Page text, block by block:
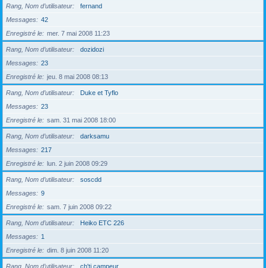
Rang, Nom d’utilisateur
fernand
Messages
42
Enregistré le
mer. 7 mai 2008 11:23
Rang, Nom d’utilisateur
dozidozi
Messages
23
Enregistré le
jeu. 8 mai 2008 08:13
Rang, Nom d’utilisateur
Duke et Tyflo
Messages
23
Enregistré le
sam. 31 mai 2008 18:00
Rang, Nom d’utilisateur
darksamu
Messages
217
Enregistré le
lun. 2 juin 2008 09:29
Rang, Nom d’utilisateur
soscdd
Messages
9
Enregistré le
sam. 7 juin 2008 09:22
Rang, Nom d’utilisateur
Heiko ETC 226
Messages
1
Enregistré le
dim. 8 juin 2008 11:20
Rang, Nom d’utilisateur ch'ti campeur